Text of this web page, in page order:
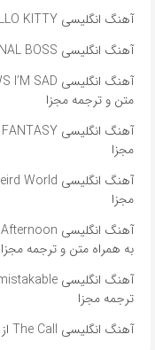
آهنگ انگلیسی HELLO KITTY از MARINA به همراه متن و ترجمه مجزا
آهنگ انگلیسی FINAL BOSS از MARINA به همراه متن و ترجمه مجزا
متن و ترجمه مجزا
مجزا
مجزا
به همراه متن و ترجمه مجزا
ترجمه مجزا
آهنگ انگلیسی The Call از Backstreet Boys به همراه متن و ترجمه مجزا